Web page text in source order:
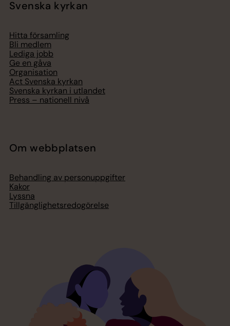
Svenska kyrkan
Hitta församling
Bli medlem
Lediga jobb
Ge en gåva
Organisation
Act Svenska kyrkan
Svenska kyrkan i utlandet
Press – nationell nivå
Om webbplatsen
Behandling av personuppgifter
Kakor
Lyssna
Tillgänglighetsredogörelse